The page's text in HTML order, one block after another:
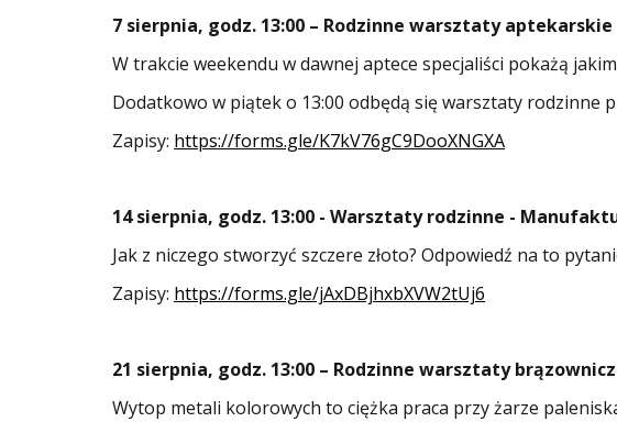
7 sierpnia, godz. 13:00 – Rodzinne warsztaty aptekarskie
W trakcie weekendu w dawnej aptece specjaliści pokażą
Dodatkowo w piątek o 13:00 odbędą się warsztaty rodzinne
Zapisy: https://forms.gle/K7kV76gC9DooXNGXA
14 sierpnia, godz. 13:00 - Warsztaty rodzinne -
Jak z niczego stworzyć szczere złoto? Odpowiedź na to
Zapisy: https://forms.gle/jAxDBjhxbXVW2tUj6
21 sierpnia, godz. 13:00 – Rodzinne warsztaty
Wytop metali kolorowych to ciężka praca przy żarze